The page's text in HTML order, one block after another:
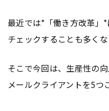
最近では*「働き方改革」
チェックすることも多く
そこで今回は、生産性の
メールクライアントを5つ